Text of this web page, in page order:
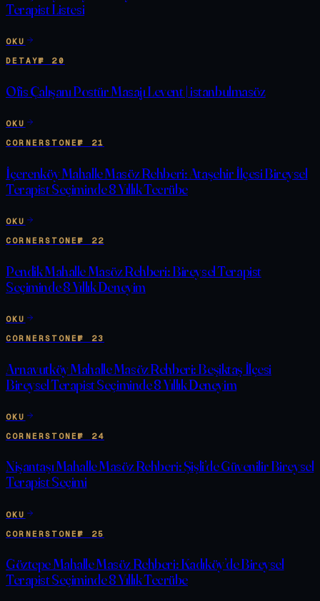
Terapist Listesi
OKU
DETAY№ 20
Ofis Çalışanı Postür Masajı Levent | istanbulmasöz
OKU
CORNERSTONE№ 21
İçerenköy Mahalle Masöz Rehberi: Ataşehir İlçesi Bireysel
Terapist Seçiminde 8 Yıllık Tecrübe
OKU
CORNERSTONE№ 22
Pendik Mahalle Masöz Rehberi: Bireysel Terapist
Seçiminde 8 Yıllık Deneyim
OKU
CORNERSTONE№ 23
Arnavutköy Mahalle Masöz Rehberi: Beşiktaş İlçesi
Bireysel Terapist Seçiminde 8 Yıllık Deneyim
OKU
CORNERSTONE№ 24
Nişantaşı Mahalle Masöz Rehberi: Şişli’de Güvenilir Bireysel
Terapist Seçimi
OKU
CORNERSTONE№ 25
Göztepe Mahalle Masöz Rehberi: Kadıköy’de Bireysel
Terapist Seçiminde 8 Yıllık Tecrübe